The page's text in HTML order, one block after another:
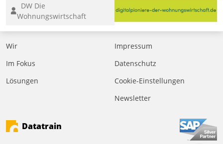
eine digitale Zukunft zu
finden, ist das Ziel des
Awards „Digitalpioniere
der
Bewerben können sich
dafür ein Team
DW Die
Wohnungswirtschaft
Wir
Im Fokus
Lösungen
Impressum
Datenschutz
Cookie-Einstellungen
Newsletter
Datatrain